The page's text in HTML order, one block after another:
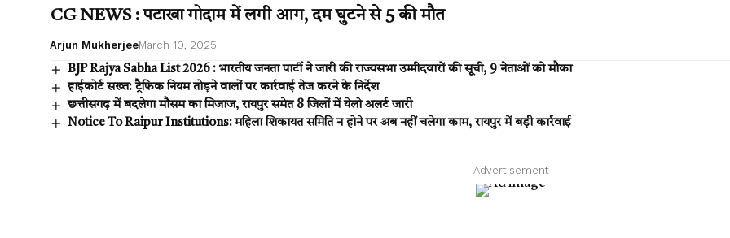
CG NEWS : पटाखा गोदाम में लगी आग, दम घुटने से 5 की मौत
Arjun MukherjeeMarch 10, 2025
BJP Rajya Sabha List 2026 : भारतीय जनता पार्टी ने जारी की राज्यसभा उम्मीदवारों की सूची, 9 नेताओं को मौका
हाईकोर्ट सख्त: ट्रैफिक नियम तोड़ने वालों पर कार्रवाई तेज करने के निर्देश
छत्तीसगढ़ में बदलेगा मौसम का मिजाज, रायपुर समेत 8 जिलों में येलो अलर्ट जारी
Notice To Raipur Institutions: महिला शिकायत समिति न होने पर अब नहीं चलेगा काम, रायपुर में बड़ी कार्रवाई
- Advertisement -